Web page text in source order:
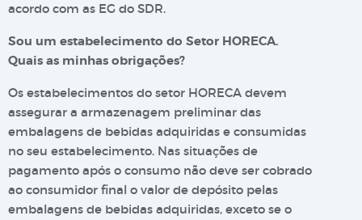
acordo com as EG do SDR.
Sou um estabelecimento do Setor HORECA.
Quais as minhas obrigações?
Os estabelecimentos do setor HORECA devem
assegurar a armazenagem preliminar das
embalagens de bebidas adquiridas e consumidas
no seu estabelecimento. Nas situações de
pagamento após o consumo não deve ser cobrado
ao consumidor final o valor de depósito pelas
embalagens de bebidas adquiridas, exceto se o